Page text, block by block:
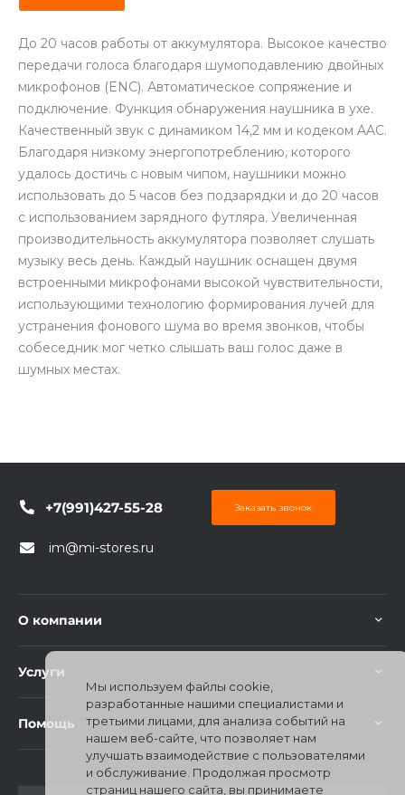
раз в 2 недели
До 20 часов работы от аккумулятора. Высокое качество
передачи голоса благодаря шумоподавлению двойных
микрофонов (ENC). Автоматическое сопряжение и
подключение. Функция обнаружения наушника в ухе.
Качественный звук с динамиком 14,2 мм и кодеком AAC.
Благодаря низкому энергопотреблению, которого
удалось достичь с новым чипом, наушники можно
использовать до 5 часов без подзарядки и до 20 часов
с использованием зарядного футляра. Увеличенная
производительность аккумулятора позволяет слушать
музыку весь день. Каждый наушник оснащен двумя
встроенными микрофонами высокой чувствительности,
использующими технологию формирования лучей для
устранения фонового шума во время звонков, чтобы
собеседник мог четко слышать ваш голос даже в
шумных местах.
+7(991)427-55-28 Заказать звонок
im@mi-stores.ru
О компании
Услуги
Помощь
Мы используем файлы cookie,
разработанные нашими специалистами и
третьими лицами, для анализа событий на
нашем веб-сайте, что позволяет нам
улучшать взаимодействие с пользователями
и обслуживание. Продолжая просмотр
страниц нашего сайта, вы принимаете